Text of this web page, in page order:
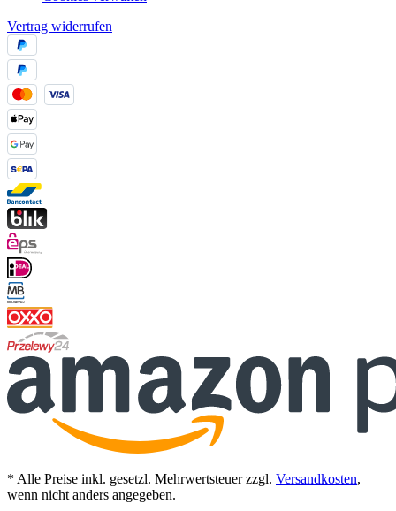
Vertrag widerrufen
* Alle Preise inkl. gesetzl. Mehrwertsteuer zzgl. Versandkosten,
wenn nicht anders angegeben.